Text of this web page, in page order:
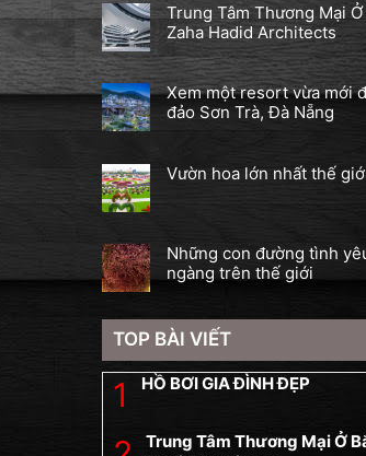
Trung Tâm Thương Mại
Zaha Hadid Architects
Xem một resort vừa mới
đảo Sơn Trà, Đà Nẵng
Vườn hoa lớn nhất thế
Những con đường tình
ngàng trên thế giới
TOP BÀI VIẾT
HỒ BƠI GIA ĐÌNH ĐẸP
Trung Tâm Thương Mại Ở